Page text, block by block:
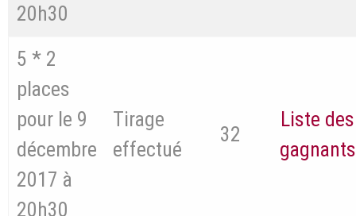
20h30
5 * 2
places
pour le 9
décembre
2017 à
20h30
Tirage
effectué
32
Liste des
gagnants